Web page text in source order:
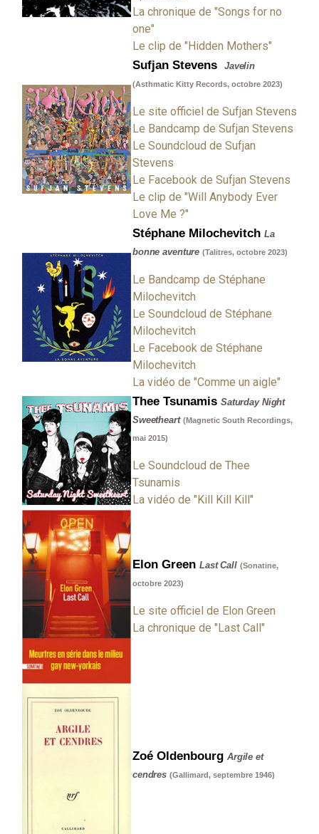
La chronique de "Songs for no
one"
Le clip de "Hidden Mothers"
Sufjan Stevens
Javelin
(Asthmatic Kitty Records, octobre 2023)
Le site officiel de Sufjan Stevens
Le Bandcamp de Sufjan Stevens
Le Soundcloud de Sufjan
Stevens
Le Facebook de Sufjan Stevens
Le clip de "Will Anybody Ever
Love Me ?"
Stéphane Milochevitch La
bonne aventure(Talitres, octobre 2023)
Le Bandcamp de Stéphane
Milochevitch
Le Soundcloud de Stéphane
Milochevitch
Le Facebook de Stéphane
Milochevitch
La vidéo de "Comme un aigle"
Thee Tsunamis Saturday Night
Sweetheart (Magnetic South Recordings,
mai 2015)
Le Soundcloud de Thee
Tsunamis
La vidéo de "Kill Kill Kill"
Elon Green Last Call (Sonatine,
octobre 2023)
Le site officiel de Elon Green
La chronique de "Last Call"
Zoé Oldenbourg Argile et
cendres (Gallimard, septembre 1946)